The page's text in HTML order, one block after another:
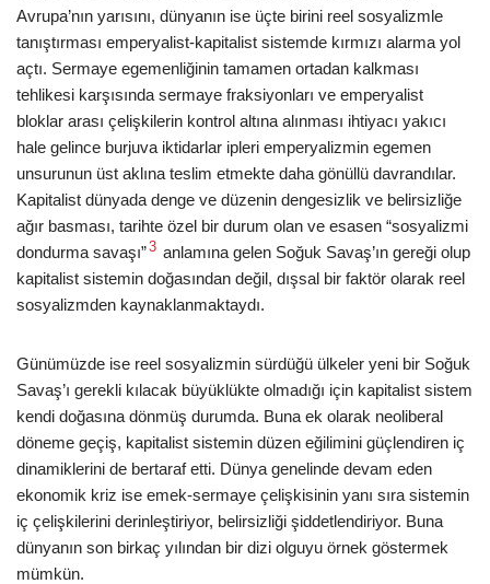
Avrupa’nın yarısını, dünyanın ise üçte birini reel sosyalizmle
tanıştırması emperyalist-kapitalist sistemde kırmızı alarma yol
açtı. Sermaye egemenliğinin tamamen ortadan kalkması
tehlikesi karşısında sermaye fraksiyonları ve emperyalist
bloklar arası çelişkilerin kontrol altına alınması ihtiyacı yakıcı
hale gelince burjuva iktidarlar ipleri emperyalizmin egemen
unsurunun üst aklına teslim etmekte daha gönüllü davrandılar.
Kapitalist dünyada denge ve düzenin dengesizlik ve belirsizliğe
ağır basması, tarihte özel bir durum olan ve esasen “sosyalizmi
dondurma savaşı”3 anlamına gelen Soğuk Savaş’ın gereği olup
kapitalist sistemin doğasından değil, dışsal bir faktör olarak reel
sosyalizmden kaynaklanmaktaydı.
Günümüzde ise reel sosyalizmin sürdüğü ülkeler yeni bir Soğuk
Savaş’ı gerekli kılacak büyüklükte olmadığı için kapitalist sistem
kendi doğasına dönmüş durumda. Buna ek olarak neoliberal
döneme geçiş, kapitalist sistemin düzen eğilimini güçlendiren iç
dinamiklerini de bertaraf etti. Dünya genelinde devam eden
ekonomik kriz ise emek-sermaye çelişkisinin yanı sıra sistemin
iç çelişkilerini derinleştiriyor, belirsizliği şiddetlendiriyor. Buna
dünyanın son birkaç yılından bir dizi olguyu örnek göstermek
mümkün.